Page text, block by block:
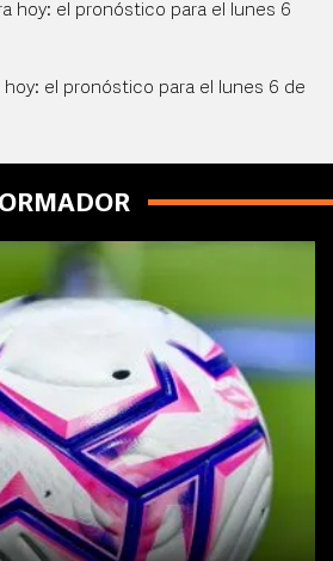
hoy: el pronóstico para el lunes 6
el pronóstico para el lunes 6 de